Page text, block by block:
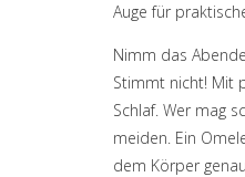
Auge für
Nimm das
Stimmt nicht! Mit
Schlaf. Wer mag
meiden. Ein
dem Körper